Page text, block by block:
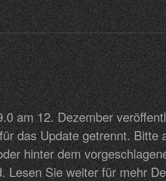
am 12. Dezember
das Update getrennt.
hinter dem
Lesen Sie weiter für mehr